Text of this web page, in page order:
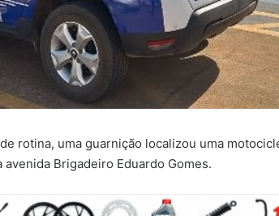
rotina, uma guarnição localizou uma
Brigadeiro Eduardo Gomes.